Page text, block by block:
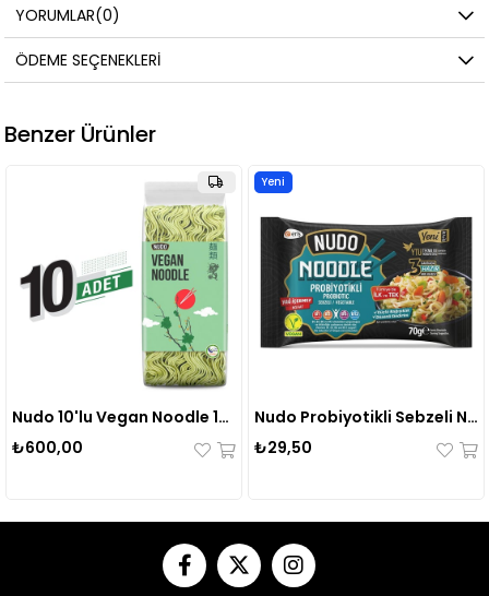
YORUMLAR(0)
ÖDEME SEÇENEKLERI
Benzer Ürünler
Nudo 10'lu Vegan Noodle 10x350 Gr
₺600,00
Nudo Probiyotikli Sebzeli Noodle Poşet 70 Gr.
₺29,50
Yeni